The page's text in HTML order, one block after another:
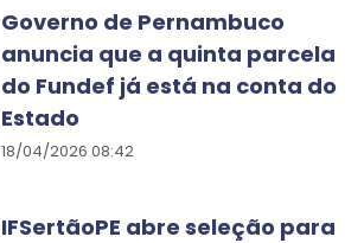
Governo de Pernambuco
anuncia que a quinta parcela
do Fundef já está na conta do
Estado
18/04/2026 08:42
IFSertãoPE abre seleção para